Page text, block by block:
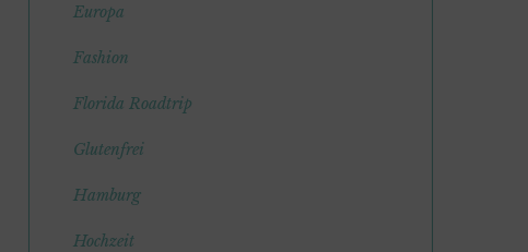
Europa
Fashion
Florida Roadtrip
Glutenfrei
Hamburg
Hochzeit